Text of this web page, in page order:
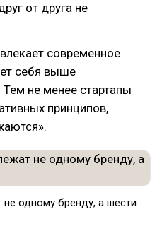
от друга не
современное
себя выше
не менее стартапы
принципов,
одному бренду, а шести